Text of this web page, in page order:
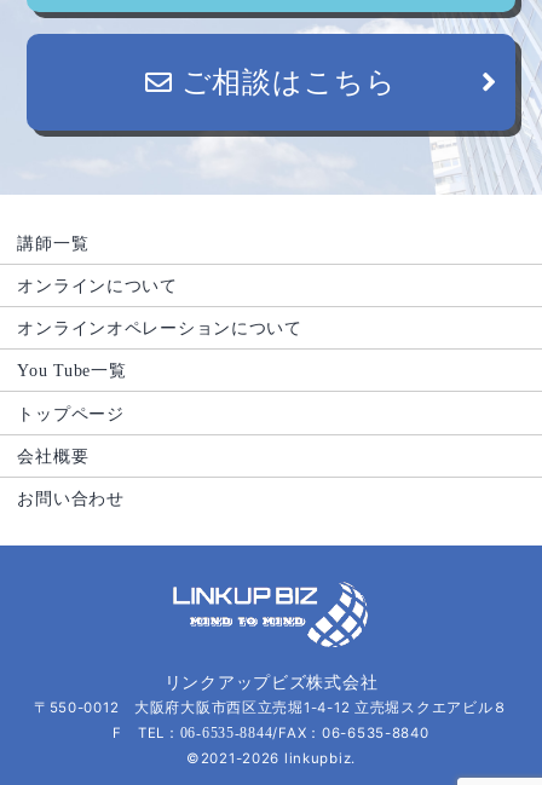
ご相談はこちら
講師一覧
オンラインについて
オンラインオペレーションについて
You Tube一覧
トップページ
会社概要
お問い合わせ
リンクアップビズ株式会社
〒550-0012 大阪府大阪市西区立売堀1-4-12 立売堀スクエアビル８
F TEL： 06-6535-8844/FAX：06-6535-8840
©2021-2026 linkupbiz.